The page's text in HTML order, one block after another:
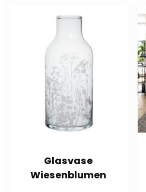
Glasvase
Wiesenblumen